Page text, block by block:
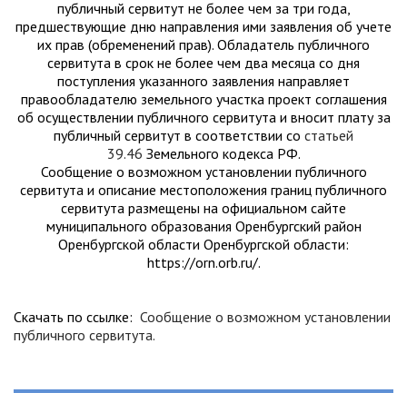
публичный сервитут не более чем за три года,
предшествующие дню направления ими заявления об учете
их прав (обременений прав). Обладатель публичного
сервитута в срок не более чем два месяца со дня
поступления указанного заявления направляет
правообладателю земельного участка проект соглашения
об осуществлении публичного сервитута и вносит плату за
публичный сервитут в соответствии со статьей
39.46 Земельного кодекса РФ.
Сообщение о возможном установлении публичного
сервитута и описание местоположения границ публичного
сервитута размещены на официальном сайте
муниципального образования Оренбургский район
Оренбургской области Оренбургской области:
https://orn.orb.ru/.
Скачать по ссылке: Сообщение о возможном установлении
публичного сервитута.